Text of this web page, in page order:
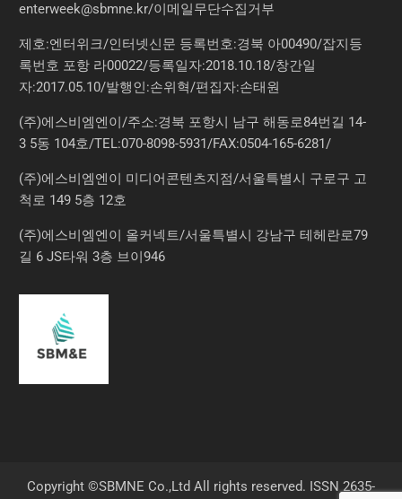
enterweek@sbmne.kr/이메일무단수집거부
제호:엔터위크/인터넷신문 등록번호:경북 아00490/잡지등
록번호 포항 라00022/등록일자:2018.10.18/창간일
자:2017.05.10/발행인:손위혁/편집자:손태원
(주)에스비엠엔이/주소:경북 포항시 남구 해동로84번길 14-
3 5동 104호/TEL:070-8098-5931/FAX:0504-165-6281/
(주)에스비엠엔이 미디어콘텐츠지점/서울특별시 구로구 고
척로 149 5층 12호
(주)에스비엠엔이 올커넥트/서울특별시 강남구 테헤란로79
길 6 JS타워 3층 브이946
Copyright ©SBMNE Co.,Ltd All rights reserved. ISSN 2635-